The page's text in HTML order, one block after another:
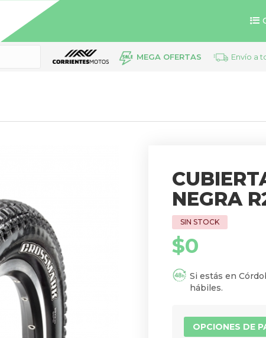
MEGA OFERTAS Envío a
NEGRA
$0
OPCIONES DE
Si estás en
hábiles.